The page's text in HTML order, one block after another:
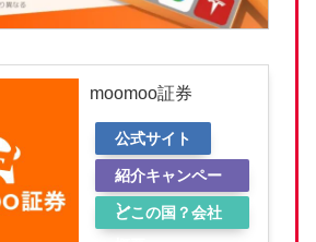
moomoo証券
公式サイト
紹介キャンペー
ン
どこの国？会社